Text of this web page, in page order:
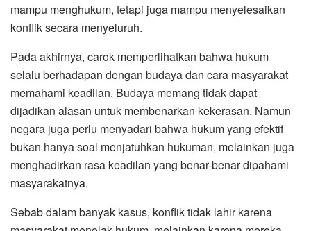
mampu menghukum, tetapi juga mampu menyelesaikan
konflik secara menyeluruh.
Pada akhirnya, carok memperlihatkan bahwa hukum
selalu berhadapan dengan budaya dan cara masyarakat
memahami keadilan. Budaya memang tidak dapat
dijadikan alasan untuk membenarkan kekerasan. Namun
negara juga perlu menyadari bahwa hukum yang efektif
bukan hanya soal menjatuhkan hukuman, melainkan juga
menghadirkan rasa keadilan yang benar-benar dipahami
masyarakatnya.
Sebab dalam banyak kasus, konflik tidak lahir karena